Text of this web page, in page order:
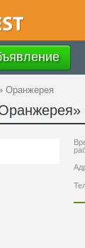
Оранжерея
»